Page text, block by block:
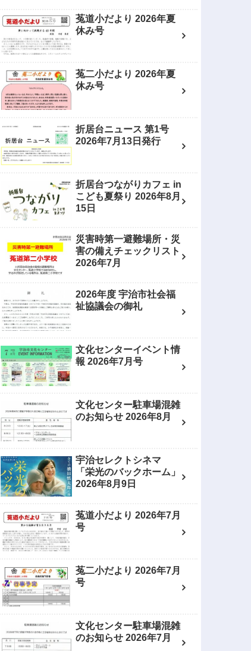
菟道小だより 2026年夏
休み号
菟二小だより 2026年夏
休み号
折居台ニュース 第1号
2026年7月13日発行
折居台つながりカフェ in
こども夏祭り 2026年8月
15日
災害時第一避難場所・災
害の備えチェックリスト
2026年7月
2026年度 宇治市社会福
祉協議会の御礼
文化センターイベント情
報 2026年7月号
文化センター駐車場混雑
のお知らせ 2026年8月
宇治セレクトシネマ
「栄光のバックホーム」
2026年8月9日
菟道小だより 2026年7月
号
菟二小だより 2026年7月
号
文化センター駐車場混雑
のお知らせ 2026年7月